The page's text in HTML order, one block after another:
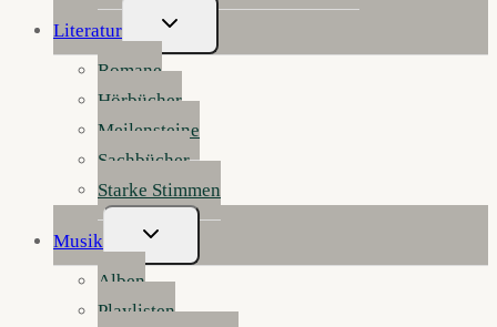
Literatur
Untermenü
Umschalten
Romane
Hörbücher
Meilensteine
Sachbücher
Starke Stimmen
Musik
Untermenü
Umschalten
Alben
Playlisten